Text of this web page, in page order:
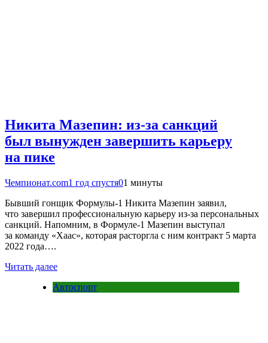
Никита Мазепин: из-за санкций
был вынужден завершить карьеру
на пике
Чемпионат.com1 год спустя01 минуты
Бывший гонщик Формулы-1 Никита Мазепин заявил,
что завершил профессиональную карьеру из-за персональных
санкций. Напомним, в Формуле-1 Мазепин выступал
за команду «Хаас», которая расторгла с ним контракт 5 марта
2022 года….
Читать далее
Автоспорт